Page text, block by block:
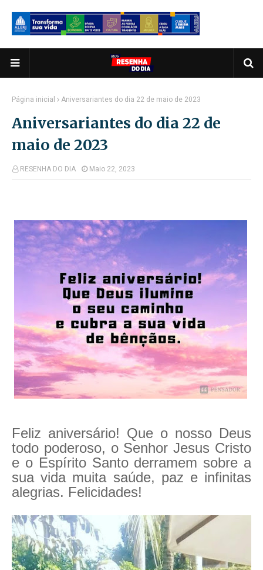
Página inicial Aniversariantes do dia 22 de maio de 2023
Aniversariantes do dia 22 de
maio de 2023
RESENHA DO DIA Maio 22, 2023
Feliz aniversário! Que o nosso Deus
todo poderoso, o Senhor Jesus Cristo
e o Espírito Santo derramem sobre a
sua vida muita saúde, paz e infinitas
alegrias. Felicidades!